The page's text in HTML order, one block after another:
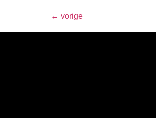
← vorige